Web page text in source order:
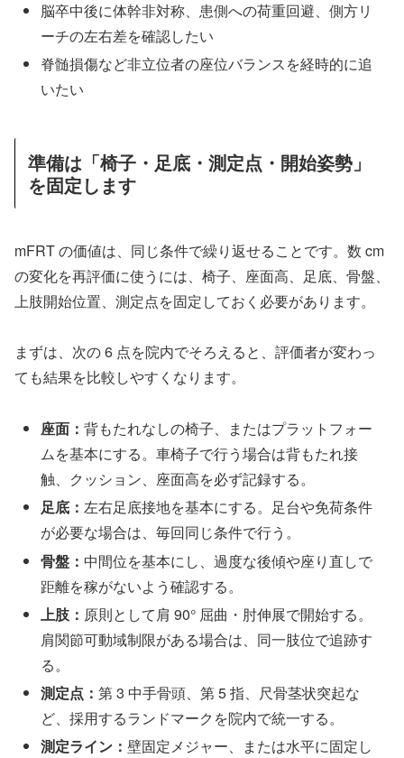
脳卒中後に体幹非対称、患側への荷重回避、側方リ
ーチの左右差を確認したい
脊髄損傷など非立位者の座位バランスを経時的に追
いたい
準備は「椅子・足底・測定点・開始姿勢」
を固定します
mFRT の価値は、同じ条件で繰り返せることです。数 cm
の変化を再評価に使うには、椅子、座面高、足底、骨盤、
上肢開始位置、測定点を固定しておく必要があります。
まずは、次の 6 点を院内でそろえると、評価者が変わっ
ても結果を比較しやすくなります。
座面：背もたれなしの椅子、またはプラットフォー
ムを基本にする。車椅子で行う場合は背もたれ接
触、クッション、座面高を必ず記録する。
足底：左右足底接地を基本にする。足台や免荷条件
が必要な場合は、毎回同じ条件で行う。
骨盤： 中間位を基本にし、過度な後傾や座り直しで
距離を稼がないよう確認する。
上肢： 原則として肩 90° 屈曲・肘伸展で開始する。
肩関節可動域制限がある場合は、同一肢位で追跡す
る。
測定点：第 3 中手骨頭、第 5 指、尺骨茎状突起な
ど、採用するランドマークを院内で統一する。
測定ライン：壁固定メジャー、または水平に固定し